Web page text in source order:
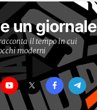
un giornale
il tempo in cui
moderni